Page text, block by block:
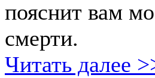
пояснит вам
смерти.
Читать далее